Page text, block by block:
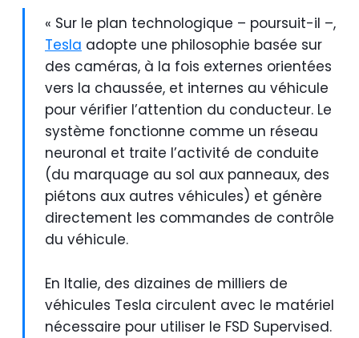
« Sur le plan technologique – poursuit-il –,
Tesla adopte une philosophie basée sur
des caméras, à la fois externes orientées
vers la chaussée, et internes au véhicule
pour vérifier l’attention du conducteur. Le
système fonctionne comme un réseau
neuronal et traite l’activité de conduite
(du marquage au sol aux panneaux, des
piétons aux autres véhicules) et génère
directement les commandes de contrôle
du véhicule.
En Italie, des dizaines de milliers de
véhicules Tesla circulent avec le matériel
nécessaire pour utiliser le FSD Supervised.